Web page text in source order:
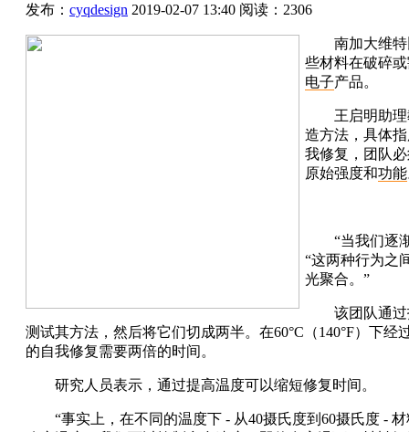
发布： cyqdesign 2019-02-07 13:40 阅读： 2306
南加大维
些材料在破碎
电子产品。
王启明助
造方法，具体
我修复，团队
原始强度和功能
“当我们逐
“这两种行为之
光聚合。”
该团队通
测试其方法，然后将它们切成两半。在60°C（140°F）下
的自我修复需要两倍的时间。
研究人员表示，通过提高温度可以缩短修复时间。
“事实上，在不同的温度下 - 从40摄氏度到60摄氏度 -